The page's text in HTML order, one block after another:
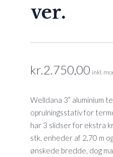
ver.
kr. 2.750,00 inkl.
Welldana 3” aluminium
oprulningsstativ for
har 3 slidser for ekstra
stk. enheder af 2,70 m
ønskede bredde, dog